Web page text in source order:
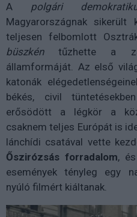
A polgári
Magyarországnak
teljesen felbomlott
büszkéntűzhette a
államformáját. Az első
katonák
békés, civil
erősödött a légkör a
csaknem teljes Európát is
lánchídi csatával vette
Őszirózsás forradalom,
események tényleg egy
nyúló filmért kiáltanak.